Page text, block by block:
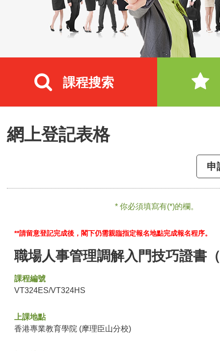
課程搜索
網上登記表格
申
* 你必須填寫有(*)的欄。
**請留意登記完成後，閣下仍需親臨指定報名地點完成報名程序。
職場人事管理調解入門技巧證書
課程編號
VT324ES/VT324HS
上課地點
香港專業教育學院 (摩理臣山分校)